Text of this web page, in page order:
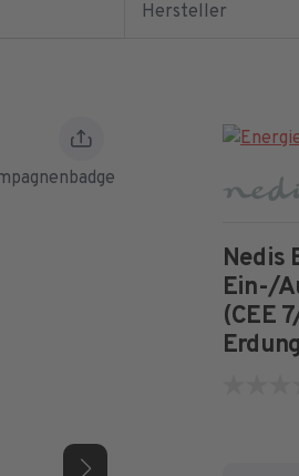
Hersteller
Nedis
Ein-/
(CEE